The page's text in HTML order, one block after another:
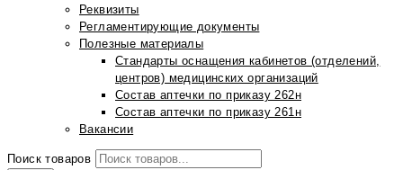
Реквизиты
Регламентирующие документы
Полезные материалы
Стандарты оснащения кабинетов (отделений,
центров) медицинских организаций
Состав аптечки по приказу 262н
Состав аптечки по приказу 261н
Вакансии
Поиск товаров